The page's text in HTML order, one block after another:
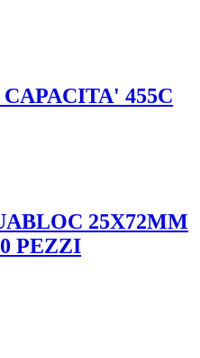
455C
25X72MM
PEZZI